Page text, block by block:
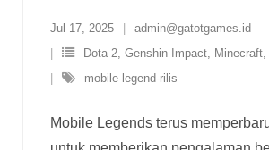
Jul 17, 2025
admin@gatotgames.id
Dota 2, Genshin Impact, Minecraft,
mobile-legend-rilis
Mobile Legends terus